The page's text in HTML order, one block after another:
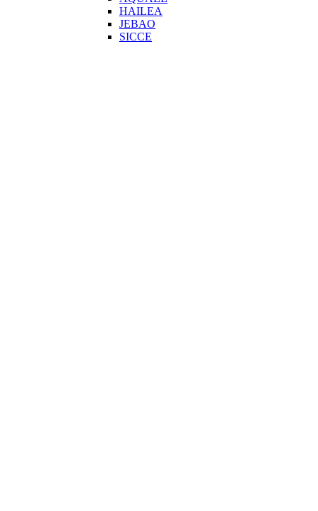
HAILEA
JEBAO
SICCE